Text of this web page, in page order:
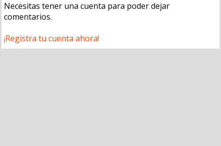
Necesitas tener una cuenta para poder dejar
comentarios.
¡Registra tu cuenta ahora!